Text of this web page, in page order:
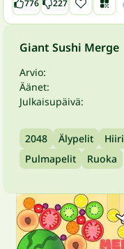
776 227
Giant Sushi Merge
Arvio:
Äänet:
Julkaisupäivä:
2048 Älypelit Hiiri
Pulmapelit
Ruoka